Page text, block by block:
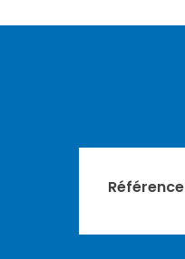
Référence